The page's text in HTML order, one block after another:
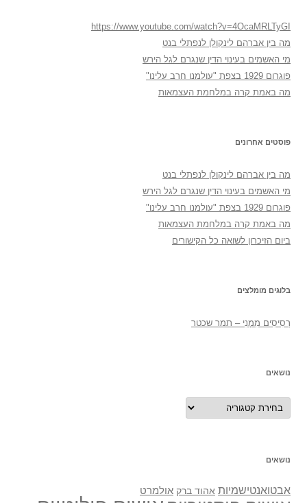
https://www.youtube.com/watch?v=4OcaMRLTyGI
מה בין אברהם לינקולן לנפתלי בנט
מי האשמים בעינוי הדין שנגרם לגל הירש
פוגרום 1929 בצפת "עולמנו חרב עלינו"
מה באמת קרה במלחמת העצמאות
פוסטים אחרונים
מה בין אברהם לינקולן לנפתלי בנט
מי האשמים בעינוי הדין שנגרם לגל הירש
פוגרום 1929 בצפת "עולמנו חרב עלינו"
מה באמת קרה במלחמת העצמאות
ביום הזיכרון לשואה כל הקישורים
בלוגים מומלצים
רְסִיסִים מִמֶנִי – תמר שכטר
נושאים
נושאים
נושאים
אבטואנטישמיות אהוד ברק אולמרט